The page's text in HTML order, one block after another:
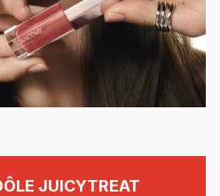
JUICYTREAT